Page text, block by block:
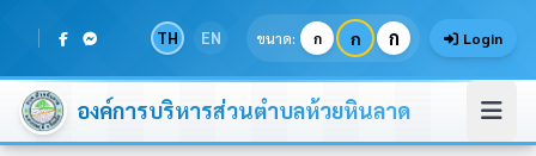
TH EN ขนาด: ก ก ก Login
องค์การบริหารส่วนตำบลห้วยหินลาด